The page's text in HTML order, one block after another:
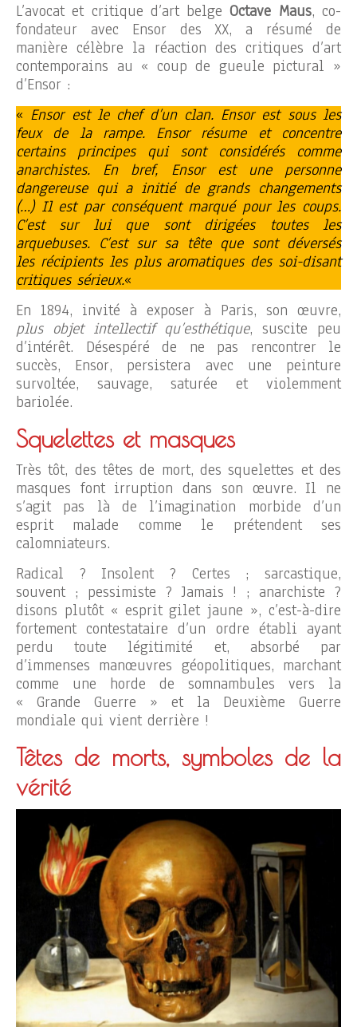
L’avocat et critique d’art belgeOctave Maus, co-
fondateur avec Ensor des XX, a résumé de
manière célèbre la réaction des critiques d’art
contemporains au « coup de gueule pictural »
d’Ensor :
« Ensor est le chef d’un clan. Ensor est sous les
feux de la rampe. Ensor résume et concentre
certains principes qui sont considérés comme
anarchistes. En bref, Ensor est une personne
dangereuse qui a initié de grands changements
(…) Il est par conséquent marqué pour les coups.
C’est sur lui que sont dirigées toutes les
arquebuses. C’est sur sa tête que sont déversés
les récipients les plus aromatiques des soi-disant
critiques sérieux.«
En 1894, invité à exposer à Paris, son œuvre,
plus objet intellectif qu’esthétique, suscite peu
d’intérêt. Désespéré de ne pas rencontrer le
succès, Ensor, persistera avec une peinture
survoltée, sauvage, saturée et violemment
bariolée.
Squelettes et masques
Très tôt, des têtes de mort, des squelettes et des
masques font irruption dans son œuvre. Il ne
s’agit pas là de l’imagination morbide d’un
esprit malade comme le prétendent ses
calomniateurs.
Radical ? Insolent ? Certes ; sarcastique,
souvent ; pessimiste ? Jamais ! ; anarchiste ?
disons plutôt « esprit gilet jaune », c’est-à-dire
fortement contestataire d’un ordre établi ayant
perdu toute légitimité et, absorbé par
d’immenses manœuvres géopolitiques, marchant
comme une horde de somnambules vers la
« Grande Guerre » et la Deuxième Guerre
mondiale qui vient derrière !
Têtes de morts, symboles de la
vérité